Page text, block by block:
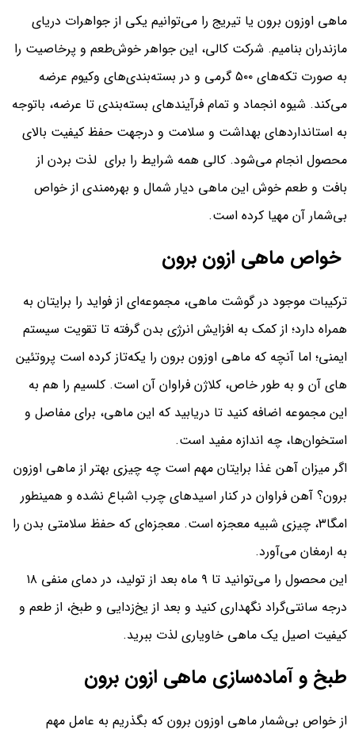
ماهی اوزون برون یا تیریج را می‌توانیم یکی از جواهرات دریای
مازندران بنامیم. شرکت کالی، این جواهر خوش‌طعم و پرخاصیت را
به صورت تکه‌های ۵۰۰ گرمی و در بسته‌بندی‌های وکیوم عرضه
می‌کند. شیوه انجماد و تمام فرآیندهای بسته‌بندی تا عرضه، باتوجه
به استانداردهای بهداشت و سلامت و درجهت حفظ کیفیت بالای
محصول انجام می‌شود. کالی همه شرایط را برای لذت بردن از
بافت و طعم خوش این ماهی دیار شمال و بهره‌مندی از خواص
بی‌شمار آن مهیا کرده است.
خواص ماهی ازون برون
ترکیبات موجود در گوشت ماهی، مجموعه‌ای از فواید را برایتان به
همراه دارد؛ از کمک به افزایش انرژی بدن گرفته تا تقویت سیستم
ایمنی؛ اما آنچه که ماهی اوزون برون را یکه‌تاز کرده است پروتئین
های آن و به طور خاص، کلاژن فراوان آن است. کلسیم را هم به
این مجموعه اضافه کنید تا دریابید که این ماهی، برای مفاصل و
استخوان‌ها، چه اندازه مفید است.
اگر میزان آهن غذا برایتان مهم است چه چیزی بهتر از ماهی اوزون
برون؟ آهن فراوان در کنار اسیدهای چرب اشباع نشده و همینطور
امگا۳، چیزی شبیه معجزه است. معجزه‌ای که حفظ سلامتی بدن را
به ارمغان می‌آورد.
این محصول را می‌توانید تا ۹ ماه بعد از تولید، در دمای منفی ۱۸
درجه سانتی‌گراد نگهداری کنید و بعد از یخ‌زدایی و طبخ، از طعم و
کیفیت اصیل یک ماهی خاویاری لذت ببرید.
طبخ و آماده‌سازی ماهی ازون برون
از خواص بی‌شمار ماهی اوزون برون که بگذریم به عامل مهم